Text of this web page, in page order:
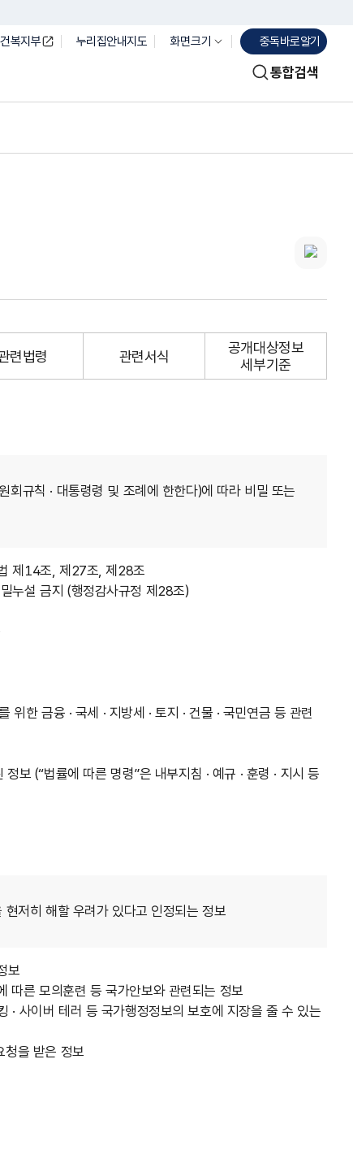
복지부
누리집안내지도 화면크기 중독바로알기
통합검색
련법령 관련서식
공개대상정보
세부기준
회규칙 · 대통령령 및 조례에 한한다)에 따라 비밀 또는
제14조, 제27조, 제28조
누설 금지 (행정감사규정 제28조)
한 금융 · 국세 · 지방세 · 토지 · 건물 · 국민연금 등 관련
보 (“법률에 따른 명령”은 내부지침 · 예규 · 훈령 · 지시 등
현저히 해할 우려가 있다고 인정되는 정보
보
따른 모의훈련 등 국가안보와 관련되는 정보
사이버 테러 등 국가행정정보의 보호에 지장을 줄 수 있는
청을 받은 정보